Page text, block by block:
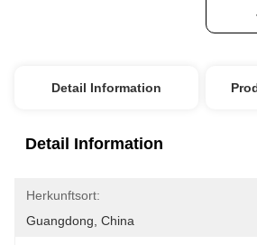
Detail Information
Detail Information
Herkunftsort:
Guangdong, China